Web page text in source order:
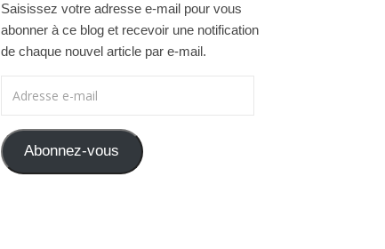
Saisissez votre adresse e-mail pour vous
abonner à ce blog et recevoir une notification
de chaque nouvel article par e-mail.
Abonnez-vous